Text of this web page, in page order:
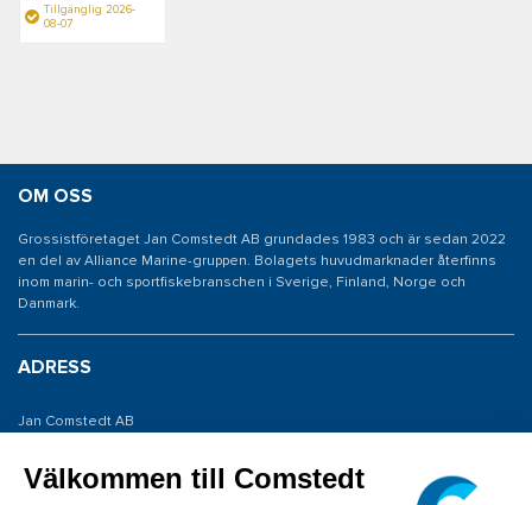
Tillgänglig 2026-
08-07
OM OSS
Grossistföretaget Jan Comstedt AB grundades 1983 och är sedan 2022
en del av Alliance Marine-gruppen. Bolagets huvudmarknader återfinns
inom marin- och sportfiskebranschen i Sverige, Finland, Norge och
Danmark.
ADRESS
Jan Comstedt AB
426 53 Västra Frölunda